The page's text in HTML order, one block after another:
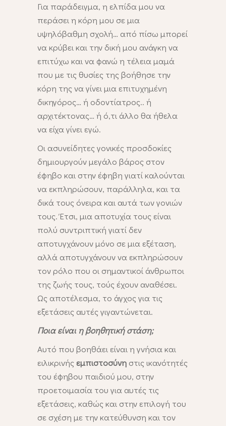
Για παράδειγμα, η ελπίδα μου να
περάσει η κόρη μου σε μια
υψηλόβαθμη σχολή… από πίσω μπορεί
να κρύβει και την δική μου ανάγκη να
επιτύχω και να φανώ η τέλεια μαμά
που με τις θυσίες της βοήθησε την
κόρη της να γίνει μια επιτυχημένη
δικηγόρος… ή οδοντίατρος.. ή
αρχιτέκτονας… ή ό,τι άλλο θα ήθελα
να είχα γίνει εγώ.
Οι ασυνείδητες γονικές προσδοκίες
δημιουργούν μεγάλο βάρος στον
έφηβο και στην έφηβη γιατί καλούνται
να εκπληρώσουν, παράλληλα, και τα
δικά τους όνειρα και αυτά των γονιών
τους. Έτσι, μια αποτυχία τους είναι
πολύ συντριπτική γιατί δεν
αποτυγχάνουν μόνο σε μια εξέταση,
αλλά αποτυγχάνουν να εκπληρώσουν
τον ρόλο που οι σημαντικοί άνθρωποι
της ζωής τους, τούς έχουν αναθέσει.
Ως αποτέλεσμα, το άγχος για τις
εξετάσεις αυτές γιγαντώνεται.
Ποια είναι η βοηθητική στάση;
Αυτό που βοηθάει είναι η γνήσια και
ειλικρινής εμπιστοσύνη στις ικανότητές
του έφηβου παιδιού μου, στην
προετοιμασία του για αυτές τις
εξετάσεις, καθώς και στην επιλογή του
σε σχέση με την κατεύθυνση και τον